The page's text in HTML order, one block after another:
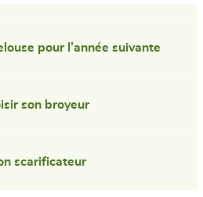
pour l’année suivante
son broyeur
scarificateur